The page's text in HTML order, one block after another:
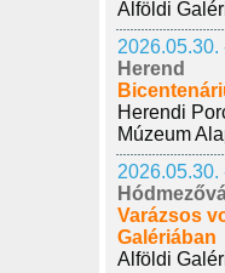
Alföldi
2026.05.30.
Herend
Herendi
Múzeum
2026.05.30.
Varázsos
Galériában
Alföldi